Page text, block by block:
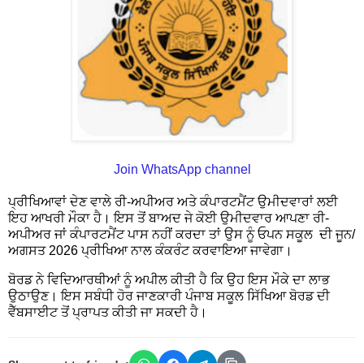
Join WhatsApp channel
ਪ੍ਰੀਖਿਆਵਾਂ ਦੇਣ ਵਾਲੇ ਰੀ-ਅਪੀਅਰ ਅਤੇ ਕੰਪਾਰਟਮੈਂਟ ਉਮੀਦਵਾਰਾਂ ਲਈ
ਇਹ ਆਖਰੀ ਮੌਕਾ ਹੈ। ਇਸ ਤੋਂ ਬਾਅਦ ਜੇ ਕੋਈ ਉਮੀਦਵਾਰ ਆਪਣਾ ਰੀ-
ਅਪੀਅਰ ਜਾਂ ਕੰਪਾਰਟਮੈਂਟ ਪਾਸ ਨਹੀਂ ਕਰਦਾ ਤਾਂ ਉਸ ਨੂੰ ਓਪਨ ਸਕੂਲ ਦੀ ਜੂਨ/
ਅਗਸਤ 2026 ਪ੍ਰੀਖਿਆ ਨਾਲ ਕੰਕਰੰਟ ਕਰਵਾਇਆ ਜਾਵੇਗਾ।
ਬੋਰਡ ਨੇ ਵਿਦਿਆਰਥੀਆਂ ਨੂੰ ਅਪੀਲ ਕੀਤੀ ਹੈ ਕਿ ਉਹ ਇਸ ਮੌਕੇ ਦਾ ਲਾਭ
ਉਠਾਉਣ। ਇਸ ਸਬੰਧੀ ਹੋਰ ਜਾਣਕਾਰੀ ਪੰਜਾਬ ਸਕੂਲ ਸਿੱਖਿਆ ਬੋਰਡ ਦੀ
ਵੈੱਬਸਾਈਟ ਤੋਂ ਪ੍ਰਾਪਤ ਕੀਤੀ ਜਾ ਸਕਦੀ ਹੈ।